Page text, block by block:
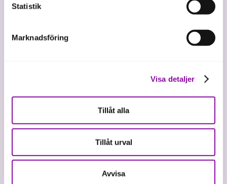
Statistik
Marknadsföring
Visa detaljer
Tillåt alla
Tillåt urval
Avvisa
Våra tjänster
Riskkapital
Affärsutveckling
Kunskap och inspiration